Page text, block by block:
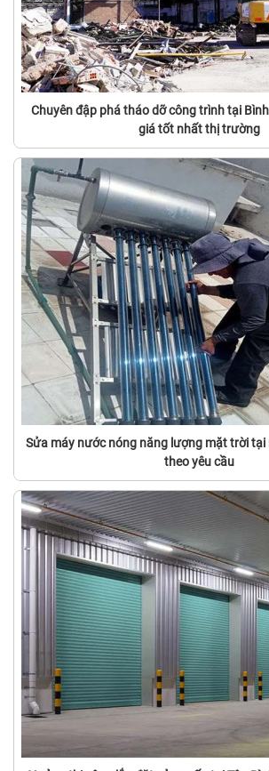
Chuyên đập phá tháo dỡ công trình tại
giá tốt nhất thị trường
Sửa máy nước nóng năng lượng mặt trời tại
theo yêu cầu